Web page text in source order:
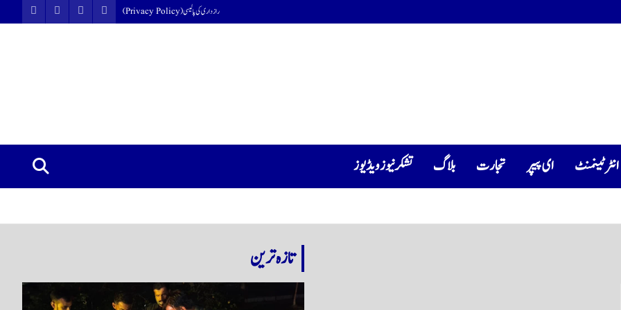
رازداری کی پالیسی (Privacy Policy)
انٹرٹینمنٹ ای پیپر تجارت بلاگ تشکرنیوز ویڈیوز
تازہ ترین